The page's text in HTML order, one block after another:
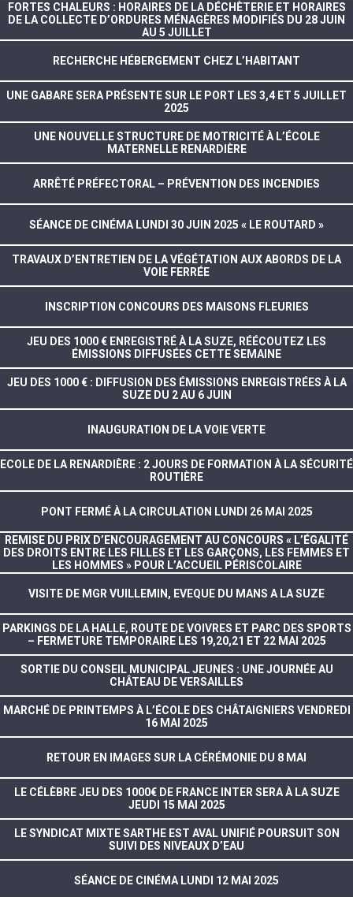
FORTES CHALEURS : HORAIRES DE LA DÉCHÈTERIE ET HORAIRES
DE LA COLLECTE D’ORDURES MÉNAGÈRES MODIFIÉS DU 28 JUIN
AU 5 JUILLET
RECHERCHE HÉBERGEMENT CHEZ L’HABITANT
UNE GABARE SERA PRÉSENTE SUR LE PORT LES 3,4 ET 5 JUILLET
2025
UNE NOUVELLE STRUCTURE DE MOTRICITÉ À L’ÉCOLE
MATERNELLE RENARDIÈRE
ARRÊTÉ PRÉFECTORAL – PRÉVENTION DES INCENDIES
SÉANCE DE CINÉMA LUNDI 30 JUIN 2025 « LE ROUTARD »
TRAVAUX D’ENTRETIEN DE LA VÉGÉTATION AUX ABORDS DE LA
VOIE FERRÉE
INSCRIPTION CONCOURS DES MAISONS FLEURIES
JEU DES 1000 € ENREGISTRÉ À LA SUZE, RÉÉCOUTEZ LES
ÉMISSIONS DIFFUSÉES CETTE SEMAINE
JEU DES 1000 € : DIFFUSION DES ÉMISSIONS ENREGISTRÉES À LA
SUZE DU 2 AU 6 JUIN
INAUGURATION DE LA VOIE VERTE
ECOLE DE LA RENARDIÈRE : 2 JOURS DE FORMATION À LA SÉCURITÉ
ROUTIÈRE
PONT FERMÉ À LA CIRCULATION LUNDI 26 MAI 2025
REMISE DU PRIX D’ENCOURAGEMENT AU CONCOURS « L’ÉGALITÉ
DES DROITS ENTRE LES FILLES ET LES GARÇONS, LES FEMMES ET
LES HOMMES » POUR L’ACCUEIL PÉRISCOLAIRE
VISITE DE MGR VUILLEMIN, EVEQUE DU MANS A LA SUZE
PARKINGS DE LA HALLE, ROUTE DE VOIVRES ET PARC DES SPORTS
– FERMETURE TEMPORAIRE LES 19,20,21 ET 22 MAI 2025
SORTIE DU CONSEIL MUNICIPAL JEUNES : UNE JOURNÉE AU
CHÂTEAU DE VERSAILLES
MARCHÉ DE PRINTEMPS À L’ÉCOLE DES CHÂTAIGNIERS VENDREDI
16 MAI 2025
RETOUR EN IMAGES SUR LA CÉRÉMONIE DU 8 MAI
LE CÉLÈBRE JEU DES 1000€ DE FRANCE INTER SERA À LA SUZE
JEUDI 15 MAI 2025
LE SYNDICAT MIXTE SARTHE EST AVAL UNIFIÉ POURSUIT SON
SUIVI DES NIVEAUX D’EAU
SÉANCE DE CINÉMA LUNDI 12 MAI 2025